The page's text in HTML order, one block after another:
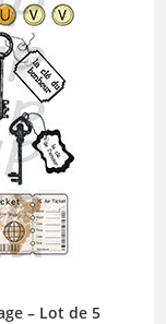
– Lot de 5